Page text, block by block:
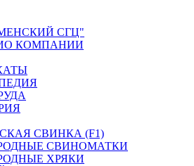
СГЦ"
КОМПАНИИ
СВИНКА (F1)
СВИНОМАТКИ
ХРЯКИ